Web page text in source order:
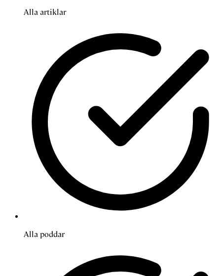
Alla artiklar
Alla poddar